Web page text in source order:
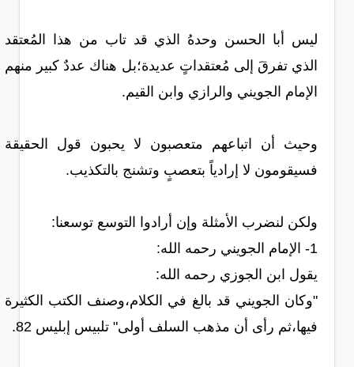
ليس أبا الحسن وحدهُ الذي قد تاب من هذا المُعتقد
الذي تفرقَ إلى مُعتقداتٍ عديدة؛بل هناك عددٌ كبير منهم
الإمام الجويني والرازي وابن القيم.
وحيث أن اتباعهم متعصبون لا يحبون قول الحقيقة
فسيقومون لا إرادياً بتعصبٍ وتشنج بالتكذيب.
ولكن لنضرب الأمثلة وإن أرادوا التوسع توسعنا:
1- الإمام الجويني رحمه الله:
يقول ابن الجوزي رحمه الله:
"وكان الجويني قد بالغ في الكلام،وصنف الكتب الكثيرة
فيها،ثم رأى أن مذهب السلف أولى" تلبيس إبليس 82.